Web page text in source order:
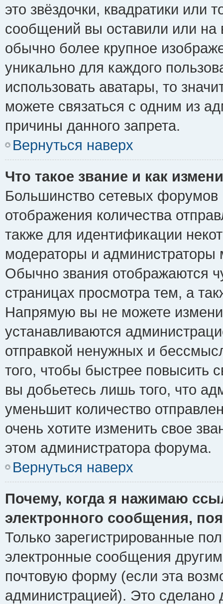
это звёздочки, квадратики или
сообщений вы оставили или
обычно более крупное
уникально для каждого
использовать аватары, то
можете связаться с одним из
причины данного запрета.
Вернуться наверх
Что такое звание и как
Большинство сетевых форумов
отображения количества
также для идентификации
модераторы и администраторы
Обычно звания отображаются
страницах просмотра тем, а
Напрямую вы не можете
устанавливаются
отправкой ненужных и
того, чтобы быстрее повысить
вы добьетесь лишь того, что
уменьшит количество
очень хотите изменить свое
этом администратора форума.
Вернуться наверх
Почему, когда я нажимаю
электронного сообщения,
Только зарегистрированные
электронные сообщения
почтовую форму (если эта
администрацией). Это сделано